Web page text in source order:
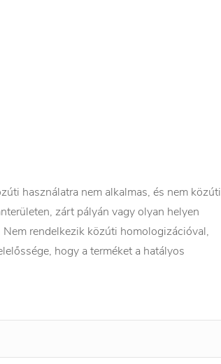
használatra nem alkalmas, és nem közúti
zárt pályán vagy olyan helyen
rendelkezik közúti homologizációval,
hogy a terméket a hatályos